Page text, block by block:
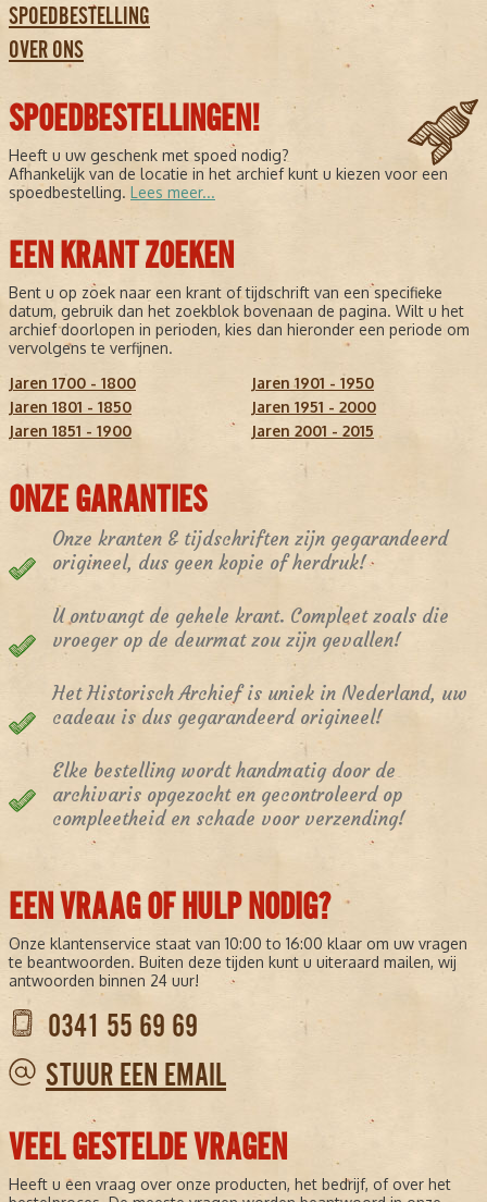
SPOEDBESTELLING
OVER ONS
SPOEDBESTELLINGEN!
Heeft u uw geschenk met spoed nodig?
Afhankelijk van de locatie in het archief kunt u kiezen voor een
spoedbestelling. Lees meer...
EEN KRANT ZOEKEN
Bent u op zoek naar een krant of tijdschrift van een specifieke
datum, gebruik dan het zoekblok bovenaan de pagina. Wilt u het
archief doorlopen in perioden, kies dan hieronder een periode om
vervolgens te verfijnen.
Jaren 1700 - 1800
Jaren 1801 - 1850
Jaren 1851 - 1900
Jaren 1901 - 1950
Jaren 1951 - 2000
Jaren 2001 - 2015
ONZE GARANTIES
Onze kranten & tijdschriften zijn gegarandeerd
origineel, dus geen kopie of herdruk!
U ontvangt de gehele krant. Compleet zoals die
vroeger op de deurmat zou zijn gevallen!
Het Historisch Archief is uniek in Nederland, uw
cadeau is dus gegarandeerd origineel!
Elke bestelling wordt handmatig door de
archivaris opgezocht en gecontroleerd op
compleetheid en schade voor verzending!
EEN VRAAG OF HULP NODIG?
Onze klantenservice staat van 10:00 to 16:00 klaar om uw vragen
te beantwoorden. Buiten deze tijden kunt u uiteraard mailen, wij
antwoorden binnen 24 uur!
0341 55 69 69
STUUR EEN EMAIL
VEEL GESTELDE VRAGEN
Heeft u een vraag over onze producten, het bedrijf, of over het